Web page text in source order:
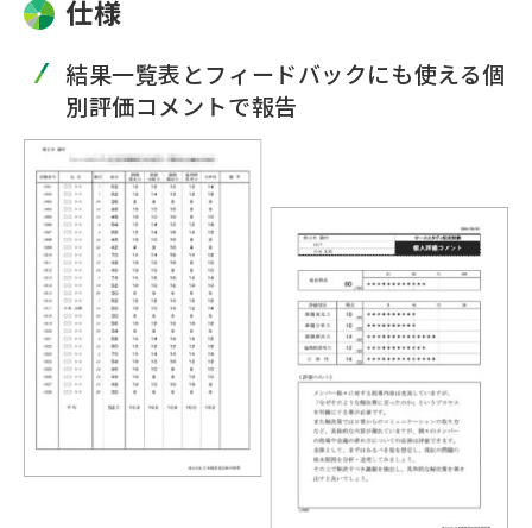
仕様
結果一覧表とフィードバックにも使える個
別評価コメントで報告